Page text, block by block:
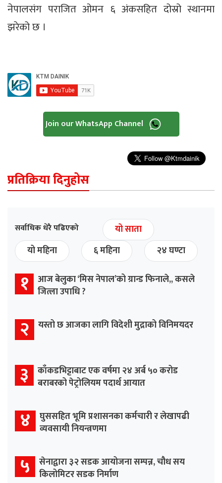
नेपालसंग पराजित ओमन ६ अंकसहित दोस्रो स्थानमा
झरेको छ ।
Join our WhatsApp Channel
प्रतिक्रिया दिनुहोस
सर्वाधिक धेरै पढिएको
यो साता
यो महिना
६ महिना २४ घण्टा
१
आज बेलुका ‘मिस नेपाल’को ग्रान्ड फिनाले,, कसले
जित्ला उपाधि ?
२ यस्तो छ आजका लागि विदेशी मुद्राको विनिमयदर
३
काँकडभिट्टाबाट एक वर्षमा २४ अर्ब ५० करोड
बराबरको पेट्रोलियम पदार्थ आयात
४
घुससहित भूमि प्रशासनका कर्मचारी र लेखापढी
व्यवसायी नियन्त्रणमा
५
सेनाद्वारा ३२ सडक आयोजना सम्पन्न, चौध सय
किलोमिटर सडक निर्माण